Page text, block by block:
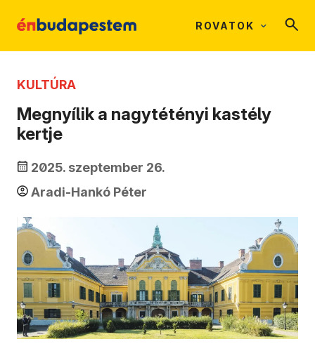
ROVATOK
KULTÚRA
Megnyílik a nagytétényi kastély
kertje
2025. szeptember 26.
Aradi-Hankó Péter